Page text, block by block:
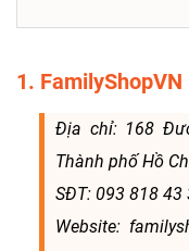
Thành
phố
Hồ
1.
Địa chỉ: 168
Thành phố Hồ
SĐT: 093 818 43
Website: